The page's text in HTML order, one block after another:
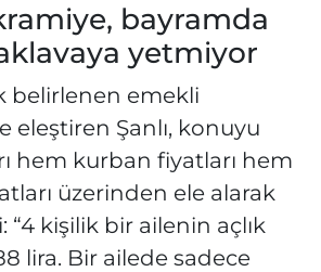
bayramda
yetmiyor
belirlenen emekli
eleştiren Şanlı, konuyu
hem kurban fiyatları hem
üzerinden ele alarak
“4 kişilik bir ailenin açlık
lira. Bir ailede sadece